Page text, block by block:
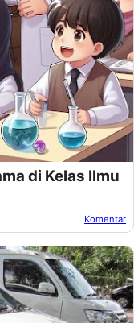
di Kelas Ilmu